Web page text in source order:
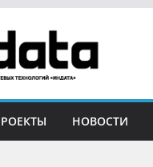
НОВОСТИ